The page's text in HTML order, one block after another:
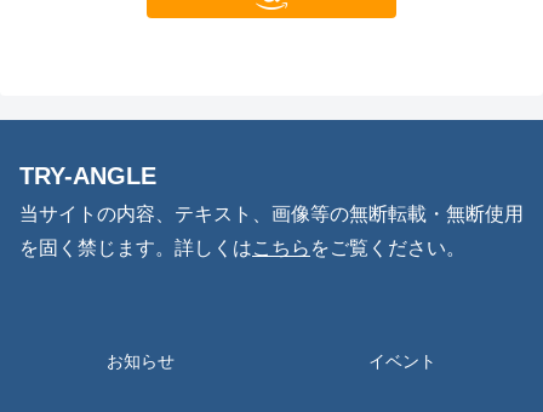
TRY-ANGLE
当サイトの内容、テキスト、画像等の無断転載・無断使用
を固く禁じます。詳しくはこちら をご覧ください。
お知らせ イベント